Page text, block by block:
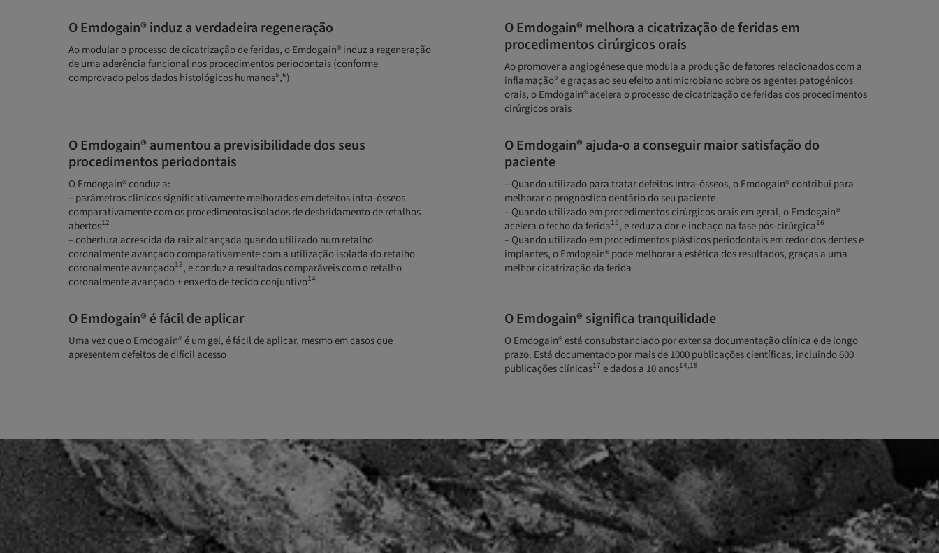
O Emdogain® induz a verdadeira regeneração
Ao modular o processo de cicatrização de feridas, o Emdogain® induz a regeneração
de uma aderência funcional nos procedimentos periodontais (conforme
comprovado pelos dados histológicos humanos⁵,⁶)
O Emdogain® melhora a cicatrização de feridas em
procedimentos cirúrgicos orais
Ao promover a angiogénese que modula a produção de fatores relacionados com a
inflamação⁹ e graças ao seu efeito antimicrobiano sobre os agentes patogénicos
orais, o Emdogain® acelera o processo de cicatrização de feridas dos procedimentos
cirúrgicos orais
O Emdogain® aumentou a previsibilidade dos seus
procedimentos periodontais
O Emdogain® conduz a:
– parâmetros clínicos significativamente melhorados em defeitos intra-ósseos
comparativamente com os procedimentos isolados de desbridamento de retalhos
abertos12
– cobertura acrescida da raiz alcançada quando utilizado num retalho
coronalmente avançado comparativamente com a utilização isolada do retalho
coronalmente avançado13, e conduz a resultados comparáveis com o retalho
coronalmente avançado + enxerto de tecido conjuntivo14
O Emdogain® ajuda-o a conseguir maior satisfação do
paciente
– Quando utilizado para tratar defeitos intra-ósseos, o Emdogain® contribui para
melhorar o prognóstico dentário do seu paciente
– Quando utilizado em procedimentos cirúrgicos orais em geral, o Emdogain®
acelera o fecho da ferida15, e reduz a dor e inchaço na fase pós-cirúrgica16
– Quando utilizado em procedimentos plásticos periodontais em redor dos dentes e
implantes, o Emdogain® pode melhorar a estética dos resultados, graças a uma
melhor cicatrização da ferida
O Emdogain® é fácil de aplicar
Uma vez que o Emdogain® é um gel, é fácil de aplicar, mesmo em casos que
apresentem defeitos de difícil acesso
O Emdogain® significa tranquilidade
O Emdogain® está consubstanciado por extensa documentação clínica e de longo
prazo. Está documentado por mais de 1000 publicações científicas, incluindo 600
publicações clínicas17 e dados a 10 anos14,18